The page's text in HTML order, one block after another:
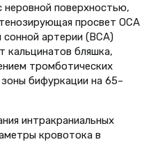
неровной поверхностью,
просвет ОСА
сонной артерии (ВСА)
кальцинатов бляшка,
тромботических
бифуркации на 65–
интракраниальных
кровотока в